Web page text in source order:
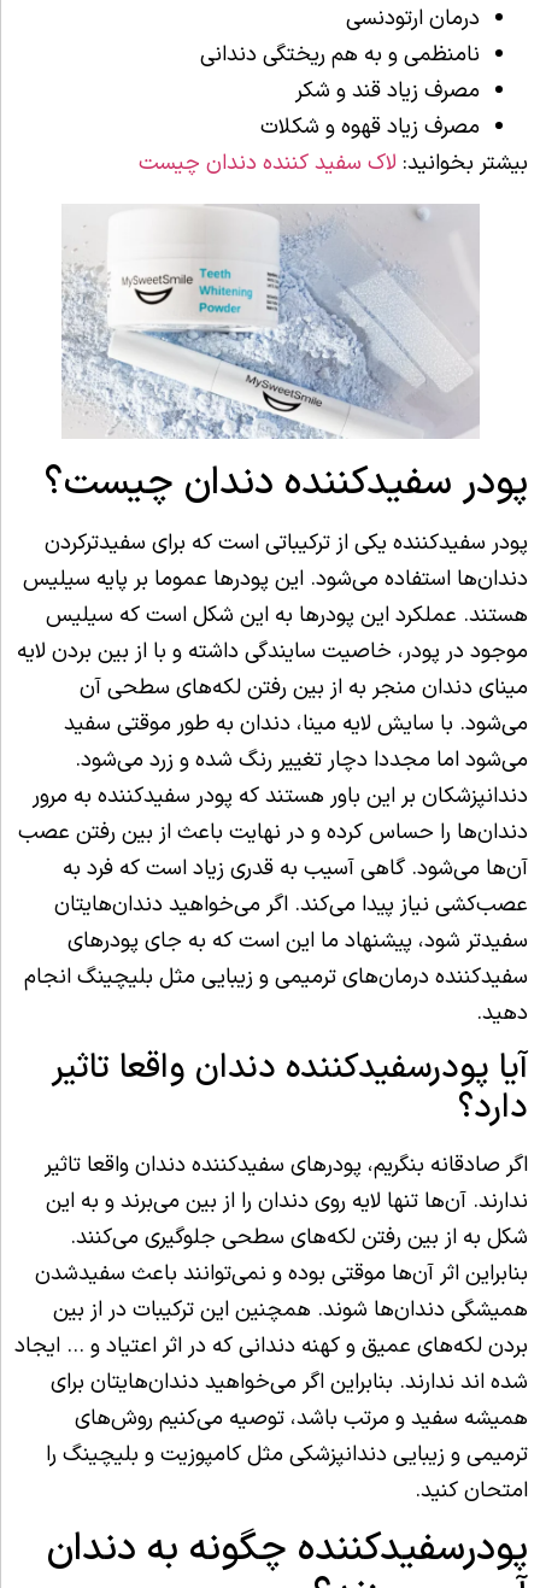
درمان ارتودنسی
نامنظمی و به هم ریختگی دندانی
مصرف زیاد قند و شکر
مصرف زیاد قهوه و شکلات
بیشتر بخوانید: لاک سفید کننده دندان چیست
پودر سفیدکننده دندان چیست؟
پودر سفیدکننده یکی از ترکیباتی است که برای سفیدترکردن
دندان‌ها استفاده می‌شود. این پودرها عموما بر پایه سیلیس
هستند. عملکرد این پودرها به این شکل است که سیلیس
موجود در پودر، خاصیت سایندگی داشته و با از بین بردن لایه
مینای دندان منجر به از بین رفتن لکه‌های سطحی آن
می‌شود. با سایش لایه مینا، دندان به طور موقتی سفید
می‌شود اما مجددا دچار تغییر رنگ شده و زرد می‌شود.
دندانپزشکان بر این باور هستند که پودر سفیدکننده به مرور
دندان‌ها را حساس کرده و در نهایت باعث از بین رفتن عصب
آن‌ها می‌شود. گاهی آسیب به قدری زیاد است که فرد به
عصب‌کشی نیاز پیدا می‌کند. اگر می‌خواهید دندان‌هایتان
سفیدتر شود، پیشنهاد ما این است که به جای پودرهای
سفیدکننده درمان‌های ترمیمی و زیبایی مثل بلیچینگ انجام
دهید.
آیا پودرسفیدکننده دندان واقعا تاثیر
دارد؟
اگر صادقانه بنگریم، پودرهای سفیدکننده دندان واقعا تاثیر
ندارند. آن‌ها تنها لایه روی دندان را از بین می‌برند و به این
شکل به از بین رفتن لکه‌های سطحی جلوگیری می‌کنند.
بنابراین اثر آن‌ها موقتی بوده و نمی‌توانند باعث سفیدشدن
همیشگی دندان‌ها شوند. همچنین این ترکیبات در از بین
بردن لکه‌های عمیق و کهنه دندانی که در اثر اعتیاد و … ایجاد
شده اند ندارند. بنابراین اگر می‌خواهید دندان‌هایتان برای
همیشه سفید و مرتب باشد، توصیه می‌کنیم روش‌های
ترمیمی و زیبایی دندانپزشکی مثل کامپوزیت و بلیچینگ را
امتحان کنید.
پودرسفیدکننده چگونه به دندان